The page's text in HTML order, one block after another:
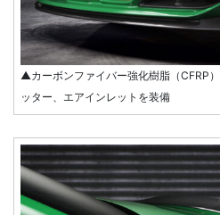
▲カーボンファイバー強化樹脂（CFRP
ッター、エアインレットを装備